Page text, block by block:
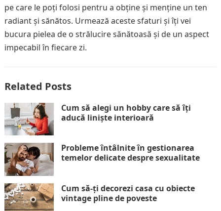
pe care le poți folosi pentru a obține și menține un ten
radiant și sănătos. Urmează aceste sfaturi și îți vei
bucura pielea de o strălucire sănătoasă și de un aspect
impecabil în fiecare zi.
Related Posts
Cum să alegi un hobby care să îți
aducă liniște interioară
Probleme întâlnite în gestionarea
temelor delicate despre sexualitate
Cum să-ți decorezi casa cu obiecte
vintage pline de poveste